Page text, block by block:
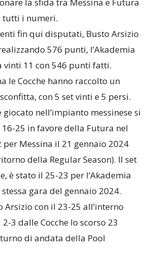
tutti i numeri.
fin qui disputati, Busto Arsizio
576 punti, l’Akademia
vinti 11 con 546 punti fatti.
sconfitta, con 5 set vinti e 5 persi.
giocato nell’impianto messinese si
per Messina il 21 gennaio 2024
della Regular Season). Il set
è stato il 25-23 per l’Akademia
stessa gara del gennaio 2024.
Arsizio con il 23-25 all’interno
3 dalle Cocche lo scorso 23